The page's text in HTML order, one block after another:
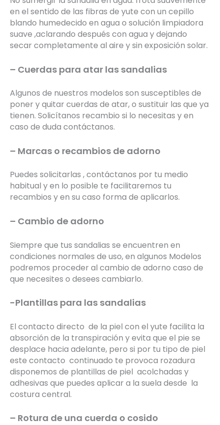
en el sentido de las fibras de yute con un cepillo
blando humedecido en agua o solución limpiadora
suave ,aclarando después con agua y dejando
secar completamente al aire y sin exposición solar.
– Cuerdas para atar las sandalias
Algunos de nuestros modelos son susceptibles de
poner y quitar cuerdas de atar, o sustituir las que ya
tienen. Solicítanos recambio si lo necesitas y en
caso de duda contáctanos.
– Marcas o recambios de adorno
Puedes solicitarlas , contáctanos por tu medio
habitual y en lo posible te facilitaremos tu
recambios y en su caso forma de aplicarlos.
– Cambio de adorno
Siempre que tus sandalias se encuentren en
condiciones normales de uso, en algunos Modelos
podremos proceder al cambio de adorno caso de
que necesites o desees cambiarlo.
-Plantillas para las sandalias
El contacto directo de la piel con el yute facilita la
absorción de la transpiración y evita que el pie se
desplace hacia adelante, pero si por tu tipo de piel
este contacto continuado te provoca rozadura
disponemos de plantillas de piel acolchadas y
adhesivas que puedes aplicar a la suela desde la
costura central.
– Rotura de una cuerda o cosido